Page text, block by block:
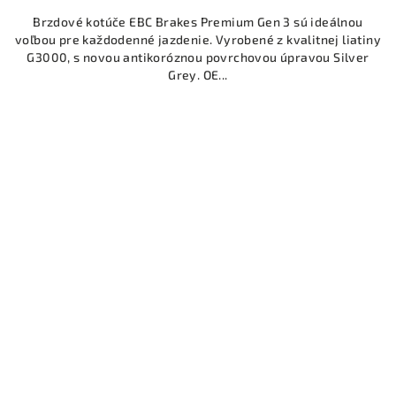
Brzdové kotúče EBC Brakes Premium Gen 3 sú ideálnou
voľbou pre každodenné jazdenie. Vyrobené z kvalitnej liatiny
G3000, s novou antikoróznou povrchovou úpravou Silver
Grey. OE...